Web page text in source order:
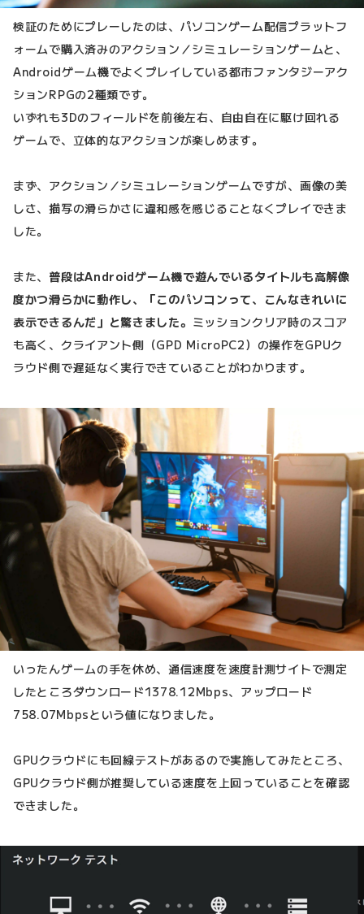
検証のためにプレーしたのは、パソコンゲーム配信プラットフ
ォームで購入済みのアクション／シミュレーションゲームと、
Androidゲーム機でよくプレイしている都市ファンタジーアク
ションRPGの2種類です。
いずれも3Dのフィールドを前後左右、自由自在に駆け回れる
ゲームで、立体的なアクションが楽しめます。
まず、アクション／シミュレーションゲームですが、画像の美
しさ、描写の滑らかさに違和感を感じることなくプレイできま
した。
また、 普段はAndroidゲーム機で遊んでいるタイトルも高解像
度かつ滑らかに動作し、「このパソコンって、こんなきれいに
表示できるんだ」と驚きました。 ミッションクリア時のスコア
も高く、クライアント側（GPD MicroPC2）の操作をGPUク
ラウド側で遅延なく実行できていることがわかります。
いったんゲームの手を休め、通信速度を速度計測サイトで測定
したところダウンロード1378.12Mbps、アップロード
758.07Mbpsという値になりました。
GPUクラウドにも回線テストがあるので実施してみたところ、
GPUクラウド側が推奨している速度を上回っていることを確認
できました。